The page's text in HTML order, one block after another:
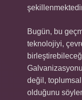
Bugün, bu
teknolojiyi,
değil, toplumsal
olduğunu